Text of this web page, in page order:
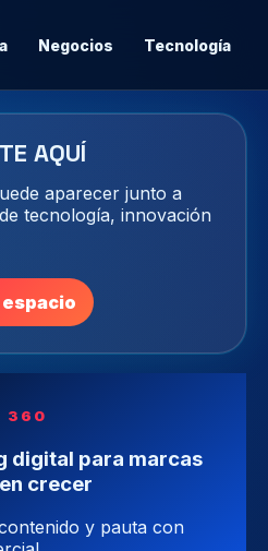
Negocios Tecnología
AQUÍ
aparecer junto a
tecnología, innovación
360
digital para marcas
crecer
y pauta con